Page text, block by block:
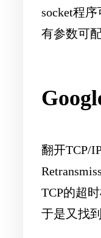
socket程
有参数可
翻开TCP/
TCP的超
于是又找到